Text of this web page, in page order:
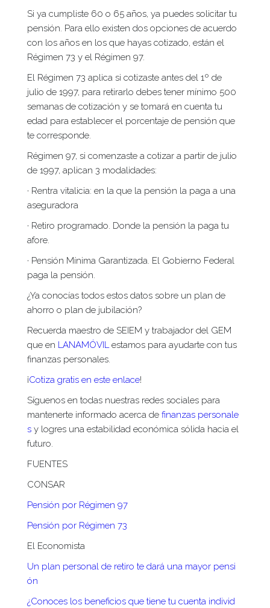
Si ya cumpliste 60 o 65 años, ya puedes solicitar tu
pensión. Para ello existen dos opciones de acuerdo
con los años en los que hayas cotizado, están el
Régimen 73 y el Régimen 97.
El Régimen 73 aplica si cotizaste antes del 1º de
julio de 1997, para retirarlo debes tener mínimo 500
semanas de cotización y se tomará en cuenta tu
edad para establecer el porcentaje de pensión que
te corresponde.
Régimen 97, si comenzaste a cotizar a partir de julio
de 1997, aplican 3 modalidades:
· Rentra vitalicia: en la que la pensión la paga a una
aseguradora
· Retiro programado. Donde la pensión la paga tu
afore.
· Pensión Mínima Garantizada. El Gobierno Federal
paga la pensión.
¿Ya conocías todos estos datos sobre un plan de
ahorro o plan de jubilación?
Recuerda maestro de SEIEM y trabajador del GEM
que en LANAMÓVILestamos para ayudarte con tus
finanzas personales.
¡Cotiza gratis en este enlace!
Síguenos en todas nuestras redes sociales para
mantenerte informado acerca de finanzas personale
s y logres una estabilidad económica sólida hacia el
futuro.
FUENTES
CONSAR
Pensión por Régimen 97
Pensión por Régimen 73
El Economista
Un plan personal de retiro te dará una mayor pensi
ón
¿Conoces los beneficios que tiene tu cuenta individ